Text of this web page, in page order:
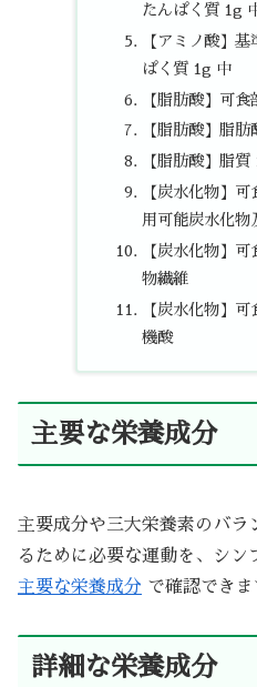
たんぱく質 1g
【アミノ酸】
ぱく質 1g 中
【脂肪酸】可
【脂肪酸】脂
【脂肪酸】脂質
【炭水化物】
用可能炭水化物
【炭水化物】
物繊維
【炭水化物】
機酸
主要な栄養成分
主要成分や三大栄養素のバラ
るために必要な運動を、シン
主要な栄養成分 で確認できま
詳細な栄養成分